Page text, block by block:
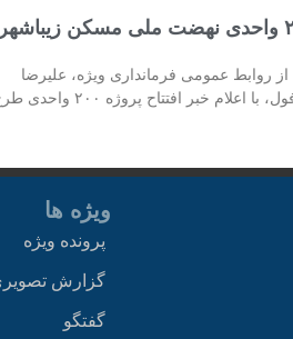
افتتاح پروژه ۲۰۰ واحدی نهضت ملی مسکن
روابط عمومی فرمانداری ویژه، علیرضا
خبر افتتاح پروژه ۲۰۰ واحدی طرح
ویژه ها
پرونده ویژه
گزارش
گفتگو